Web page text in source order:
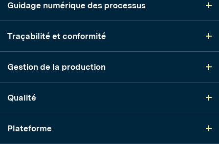
Guidage numérique des processus
Traçabilité et conformité
Gestion de la production
Qualité
Plateforme